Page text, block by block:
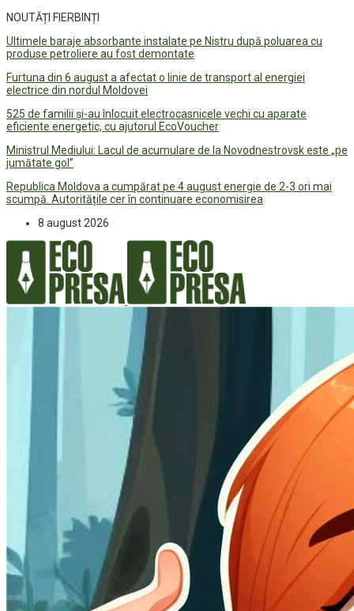
NOUTĂȚI FIERBINȚI
Ultimele baraje absorbante instalate pe Nistru după poluarea cu
produse petroliere au fost demontate
Furtuna din 6 august a afectat o linie de transport al energiei
electrice din nordul Moldovei
525 de familii și-au înlocuit electrocasnicele vechi cu aparate
eficiente energetic, cu ajutorul EcoVoucher
Ministrul Mediului: Lacul de acumulare de la Novodnestrovsk este „pe
jumătate gol”
Republica Moldova a cumpărat pe 4 august energie de 2-3 ori mai
scumpă. Autoritățile cer în continuare economisirea
8 august 2026